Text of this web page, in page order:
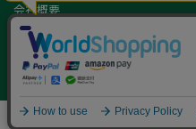
会社概要
カード会員（情報変更/ポイント照
お問い合わせ
Copyright,FOEL